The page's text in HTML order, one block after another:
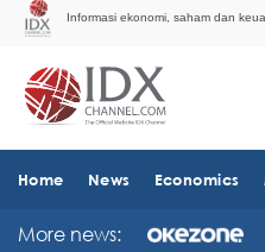
Informasi ekonomi, saham dan
Home News Economics
More news: